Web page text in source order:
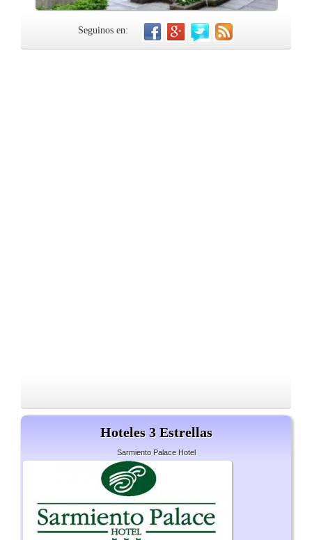
Seguinos en:
Hoteles 3 Estrellas
Sarmiento Palace Hotel